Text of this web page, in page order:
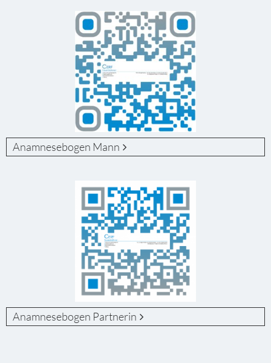
Anamnesebogen Mann
Anamnesebogen Partnerin